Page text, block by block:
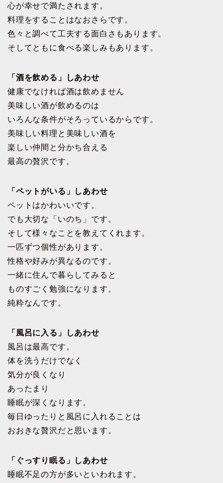
心が幸せで満たされます。
料理をすることはなおさらです。
色々と調べて工夫する面白さもあります。
そしてともに食べる楽しみもあります。
「酒を飲める」しあわせ
健康でなければ酒は飲めません
美味しい酒が飲めるのは
いろんな条件がそろっているからです。
美味しい料理と美味しい酒を
楽しい仲間と分かち合える
最高の贅沢です。
「ペットがいる」しあわせ
ペットはかわいいです。
でも大切な「いのち」です。
そして様々なことを教えてくれます。
一匹ずつ個性があります。
性格や好みが異なるのです。
一緒に住んで暮らしてみると
ものすごく勉強になります。
純粋なんです。
「風呂に入る」しあわせ
風呂は最高です。
体を洗うだけでなく
気分が良くなり
あったまり
睡眠が深くなります。
毎日ゆったりと風呂に入れることは
おおきな贅沢だと思います。
「ぐっすり眠る」しあわせ
睡眠不足の方が多いといわれます。